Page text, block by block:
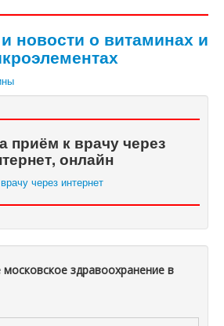
новости о витаминах и
приём к врачу через
онлайн
здравоохранение в